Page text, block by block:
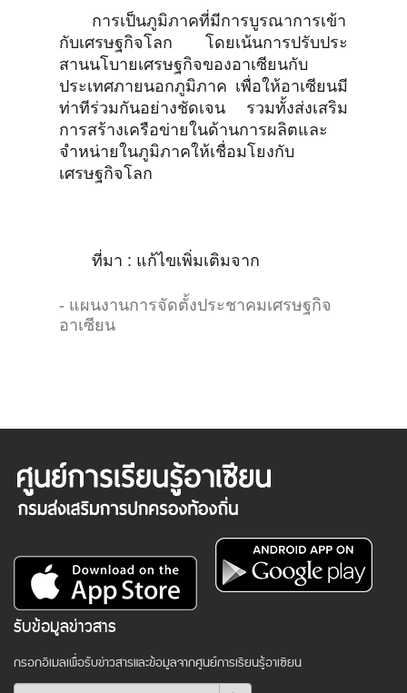
การเป็นภูมิภาคที่มีการบูรณาการเข้า
กับเศรษฐกิจโลก โดยเน้นการปรับประ
สานนโบายเศรษฐกิจของอาเซียนกับ
ประเทศภายนอกภูมิภาค เพื่อให้อาเซียนมี
ท่าทีร่วมกันอย่างชัดเจน รวมทั้งส่งเสริม
การสร้างเครือข่ายในด้านการผลิตและ
จำหน่ายในภูมิภาคให้เชื่อมโยงกับ
เศรษฐกิจโลก
ที่มา : แก้ไขเพิ่มเติมจาก
- แผนงานการจัดตั้งประชาคมเศรษฐกิจ
อาเซียน
รับข้อมูลข่าวสาร
กรอกอีเมลเพื่อรับข่าวสารและข้อมูลจากศูนย์การเรียนรู้อาเซียน